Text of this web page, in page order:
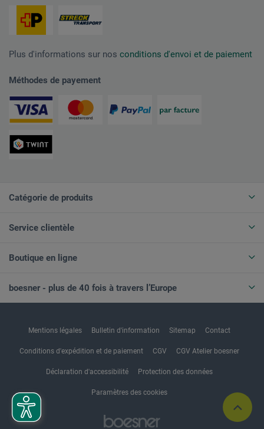
Plus d'informations sur nos conditions d'envoi et de paiement
Méthodes de payement
Catégorie de produits
Service clientèle
Boutique en ligne
boesner - plus de 40 fois à travers l’Europe
Mentions légales Bulletin d'information Sitemap Contact
Conditions d'expédition et de paiement CGV CGV Atelier boesner
Déclaration d'accessibilité Protection des données
Paramètres des cookies